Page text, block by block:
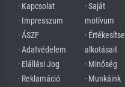
· Kapcsolat
· Impresszum
· ÁSZF
· Adatvédelem
· Elállási Jog
· Reklamáció
· Saját
motívum
· Értékesítse
alkotásait
· Minőség
· Munkáink